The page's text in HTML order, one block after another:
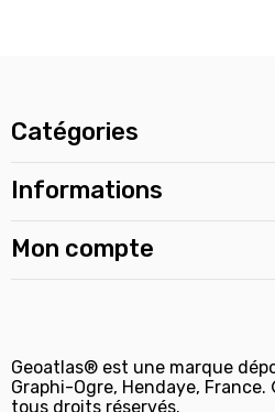
Catégories
Informations
Mon compte
Geoatlas® est une marque
Graphi-Ogre, Hendaye,
tous droits réservés.